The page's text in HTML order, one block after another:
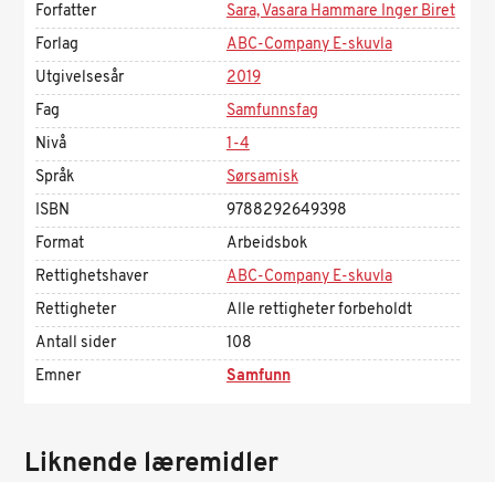
Forfatter
Sara, Vasara Hammare Inger Biret
Forlag
ABC-Company E-skuvla
Utgivelsesår
2019
Fag
Samfunnsfag
Nivå
1-4
Språk
Sørsamisk
ISBN
9788292649398
Format
Arbeidsbok
Rettighetshaver
ABC-Company E-skuvla
Rettigheter
Alle rettigheter forbeholdt
Antall sider
108
Emner
Samfunn
Liknende læremidler